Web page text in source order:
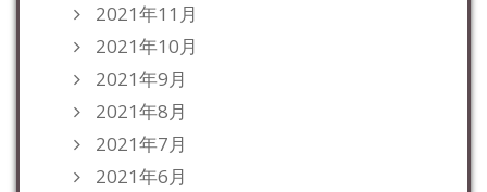
2021年11月
2021年10月
2021年9月
2021年8月
2021年7月
2021年6月